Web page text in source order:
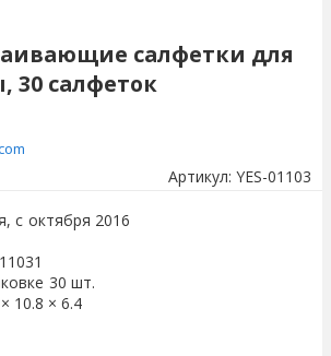
салфетки для
30 салфеток
Артикул: YES-01103
с октября 2016
30 шт.
10.8 × 6.4